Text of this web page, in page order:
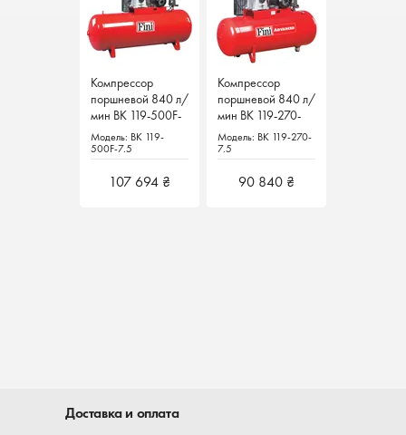
Компрессор
поршневой 840 л/
мин BK 119-500F-
7.5 Fini Италия
Модель: BK 119-
500F-7.5
107 694 ₴
Компрессор
поршневой 840 л/
мин BK 119-500F-
7.5 Fini Италия
Модель: BK 119-
500F-7.5
107 694 ₴
Компрессор
поршневой 840 л/
мин BK 119-270-
7.5 Fini Италия
Модель: BK 119-270-
7.5
90 840 ₴
Компрессор
поршневой 840 л/
мин BK 119-270-
7.5 Fini Италия
Модель: BK 119-270-
7.5
90 840 ₴
Доставка и оплата